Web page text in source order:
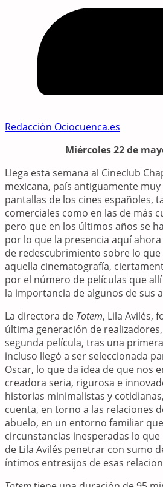
Redacción Ociocuenca.es
Miércoles 22 de
Llega esta semana al Cineclub
mexicana, país antiguamente
pantallas de los cines españoles,
comerciales como en las de más
pero que en los últimos años se
por lo que la presencia aquí
de redescubrimiento sobre lo que
aquella cinematografía,
por el número de películas que
la importancia de algunos de sus
La directora de Totem, Lila Avilés,
última generación de
segunda película, tras una
incluso llegó a ser seleccionada
Oscar, lo que da idea de que nos
creadora seria, rigurosa e
historias minimalistas y
cuenta, en torno a las relaciones
abuelo, en un entorno familiar
circunstancias inesperadas lo
de Lila Avilés penetrar con sumo
íntimos entresijos de esas